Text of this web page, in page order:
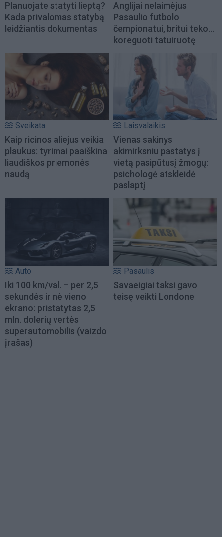
Planuojate statyti lieptą?
Kada privalomas statybą
leidžiantis dokumentas
Anglijai nelaimėjus
Pasaulio futbolo
čempionatui, britui teko...
koreguoti tatuiruotę
Sveikata
Kaip ricinos aliejus veikia
plaukus: tyrimai paaiškina
liaudiškos priemonės
naudą
Laisvalaikis
Vienas sakinys
akimirksniu pastatys į
vietą pasipūtusį žmogų:
psichologė atskleidė
paslaptį
Auto
Iki 100 km/val. – per 2,5
sekundės ir nė vieno
ekrano: pristatytas 2,5
mln. dolerių vertės
superautomobilis (vaizdo
įrašas)
Pasaulis
Savaeigiai taksi gavo
teisę veikti Londone